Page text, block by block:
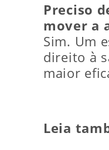
Preciso
mover a
Sim. Um
direito à
maior
Leia